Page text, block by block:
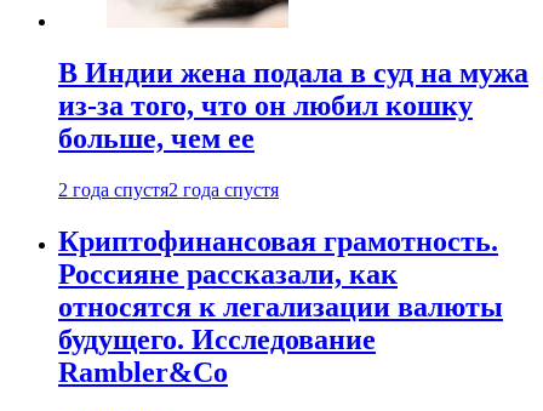
В Индии жена подала в суд на мужа
из-за того, что он любил кошку
больше, чем ее
2 года спустя2 года спустя
Криптофинансовая грамотность.
Россияне рассказали, как
относятся к легализации валюты
будущего. Исследование
Rambler&Co